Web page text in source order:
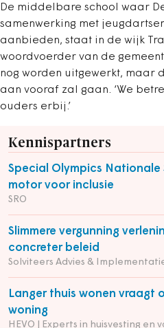
De middelbare school waar
samenwerking met
aanbieden, staat in de wijk
woordvoerder van de
nog worden uitgewerkt, maar
aan vooraf zal gaan. ‘We
ouders erbij.’
Kennispartners
Special Olympics Nationale
motor voor inclusie
SRO
Slimmere vergunning
concreter beleid
Solviteers Advies &
Langer thuis wonen vraagt
woning
HEVO | Experts in huisvesting en